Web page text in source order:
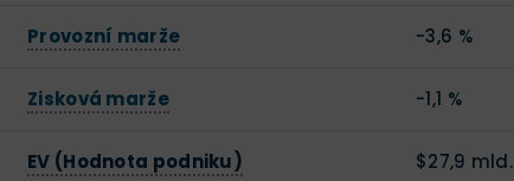
Provozní marže -3,6 %
Zisková marže -1,1 %
EV (Hodnota podniku) $27,9 mld.